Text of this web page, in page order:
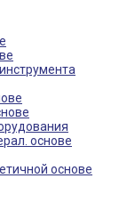
основе
основе